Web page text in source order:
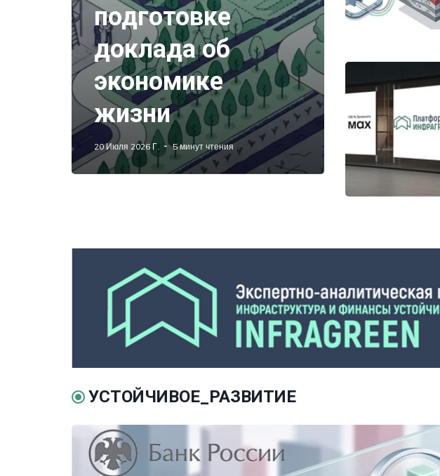
подготовке
доклада об
экономике
жизни
20 Июля 2026 Г. 5 минут чтения
УСТОЙЧИВОЕ_РАЗВИТИЕ